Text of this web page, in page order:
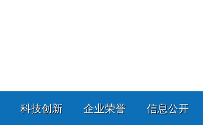
科技创新 企业荣誉 信息公开